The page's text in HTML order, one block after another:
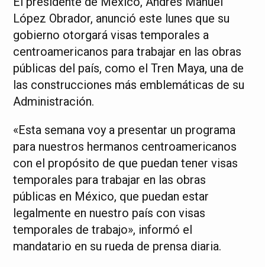
López Obrador, anunció este lunes que su
gobierno otorgará visas temporales a
centroamericanos para trabajar en las obras
públicas del país, como el Tren Maya, una de
las construcciones más emblemáticas de su
Administración.
«Esta semana voy a presentar un programa
para nuestros hermanos centroamericanos
con el propósito de que puedan tener visas
temporales para trabajar en las obras
públicas en México, que puedan estar
legalmente en nuestro país con visas
temporales de trabajo», informó el
mandatario en su rueda de prensa diaria.